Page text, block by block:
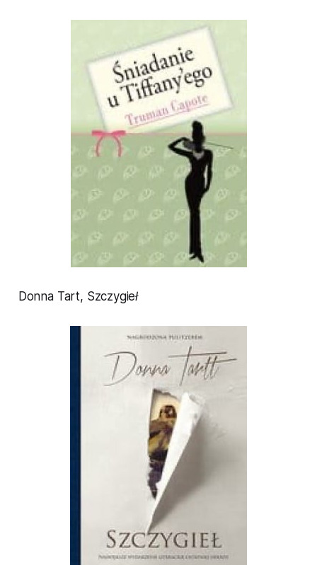
Donna Tart, Szczygieł